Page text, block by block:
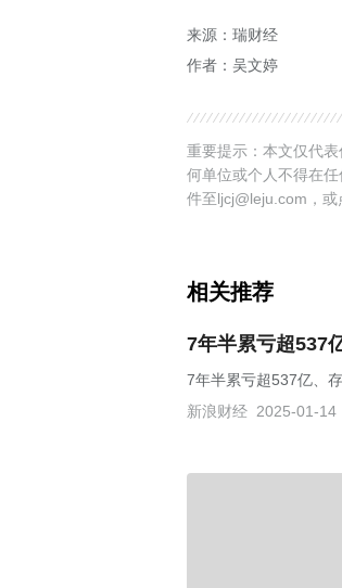
来源：瑞财经
作者：吴文婷
重要提示：本文仅代
何单位或个人不得在
件至ljcj@leju.com，或
相关推荐
7年半累亏超537
7年半累亏超537亿、
新浪财经 2025-01-14